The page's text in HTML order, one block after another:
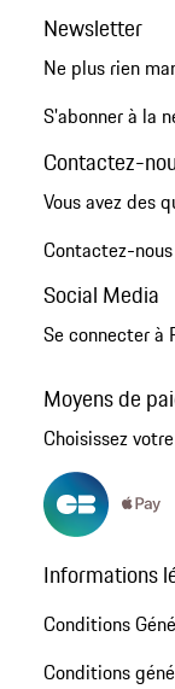
Newsletter
Ne plus rien
S'abonner à la
Contactez-
Vous avez des
Contactez-nous
Social Media
Se connecter à
Moyens de
Choisissez
Informations
Conditions
Conditions